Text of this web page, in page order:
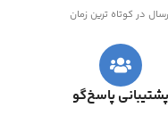
در کوتاه ترین زمان
پشتیبانی پاسخ‌گو